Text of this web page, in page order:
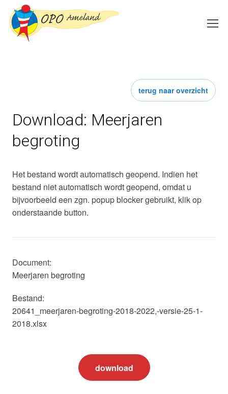
terug naar overzicht
Download: Meerjaren
begroting
Het bestand wordt automatisch geopend. Indien het
bestand niet automatisch wordt geopend, omdat u
bijvoorbeeld een zgn. popup blocker gebruikt, klik op
onderstaande button.
Document:
Meerjaren begroting
Bestand:
20641_meerjaren-begroting-2018-2022,-versie-25-1-
2018.xlsx
download